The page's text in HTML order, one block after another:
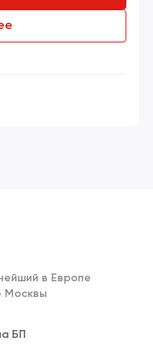
в Европе
Москвы
БП